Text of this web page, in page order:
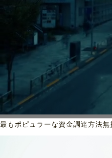
最もポピュラーな資金調達方法無